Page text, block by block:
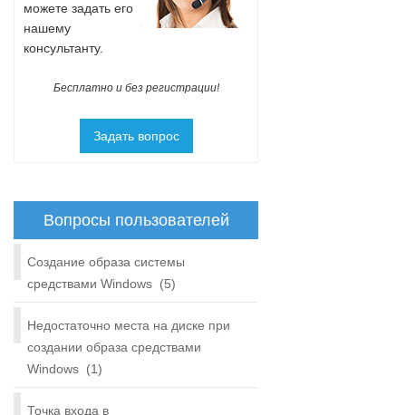
можете задать его
нашему
консультанту.
Бесплатно и без регистрации!
Задать вопрос
Вопросы пользователей
Создание образа системы
средствами Windows (5)
Недостаточно места на диске при
создании образа средствами
Windows (1)
Точка входа в